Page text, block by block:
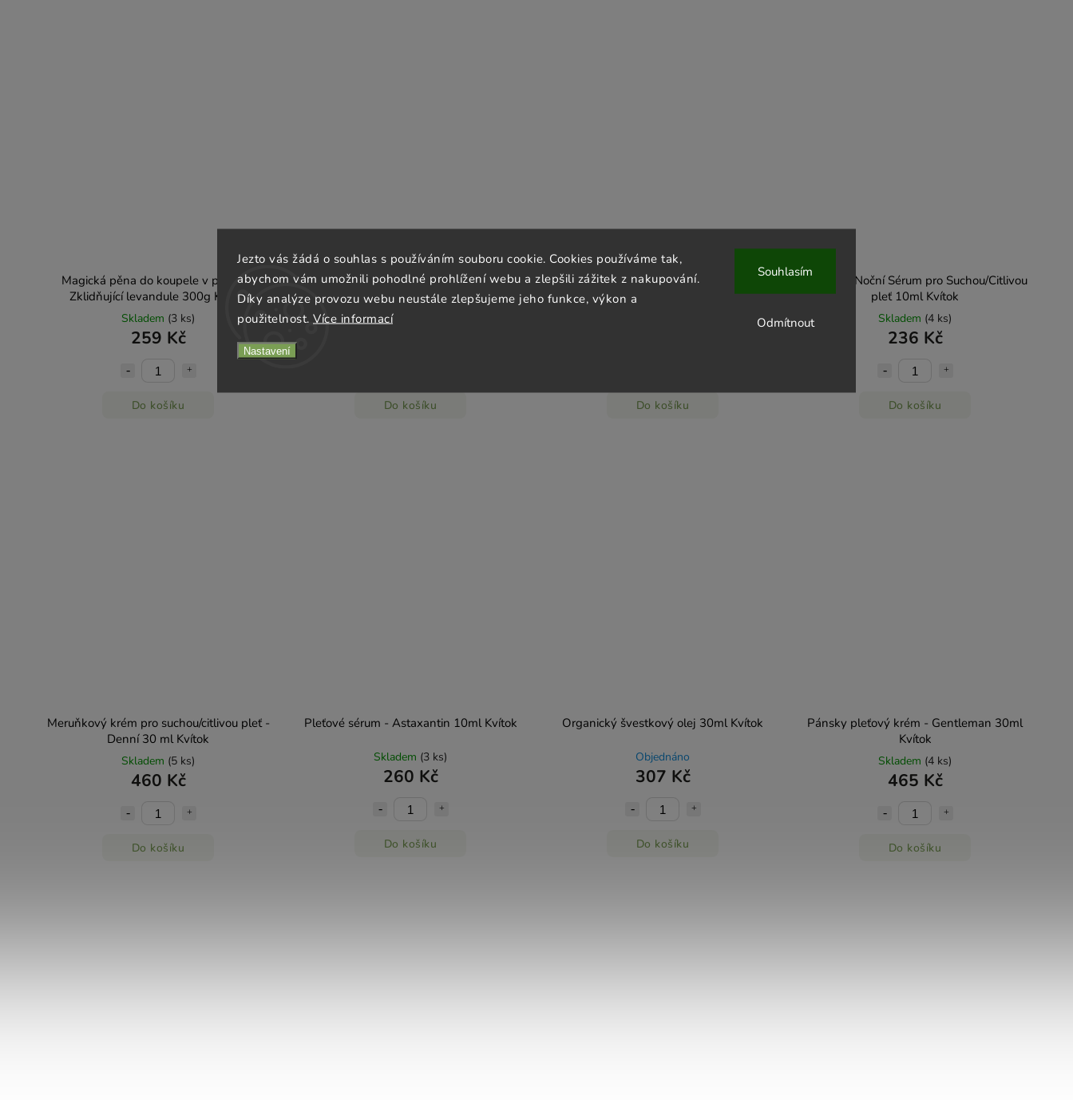
Jezto vás žádá o souhlas s používáním souboru cookie. Cookies používáme tak,
abychom vám umožnili pohodlné prohlížení webu a zlepšili zážitek z nakupování.
Díky analýze provozu webu neustále zlepšujeme jeho funkce, výkon a
použitelnost. Více informací
Nastavení
Odmítnout
Souhlasím
Magická pěna do koupele v prášku -
Zklidňující levandule 300g Kvítok
Skladem (3 ks)
259 Kč
Do košíku
Intenzivní stimulační vlasové sérum Hair
Booster - 50 ml Kvítok
Skladem
Do košíku
Vyvažující Noční Sérum pro
Mastnou/Problematickou Pleť 10ml Kvítok
Do košíku
Vyživující Noční Sérum pro Suchou/Citlivou
pleť 10ml Kvítok
Skladem (4 ks)
236 Kč
Do košíku
Meruňkový krém pro suchou/citlivou pleť -
Denní 30 ml Kvítok
Skladem (5 ks)
460 Kč
Do košíku
Pleťové sérum - Astaxantin 10ml Kvítok
Skladem (3 ks)
260 Kč
Do košíku
Organický švestkový olej 30ml Kvítok
Objednáno
307 Kč
Do košíku
Pánsky pleťový krém - Gentleman 30ml
Kvítok
Skladem (4 ks)
465 Kč
Do košíku